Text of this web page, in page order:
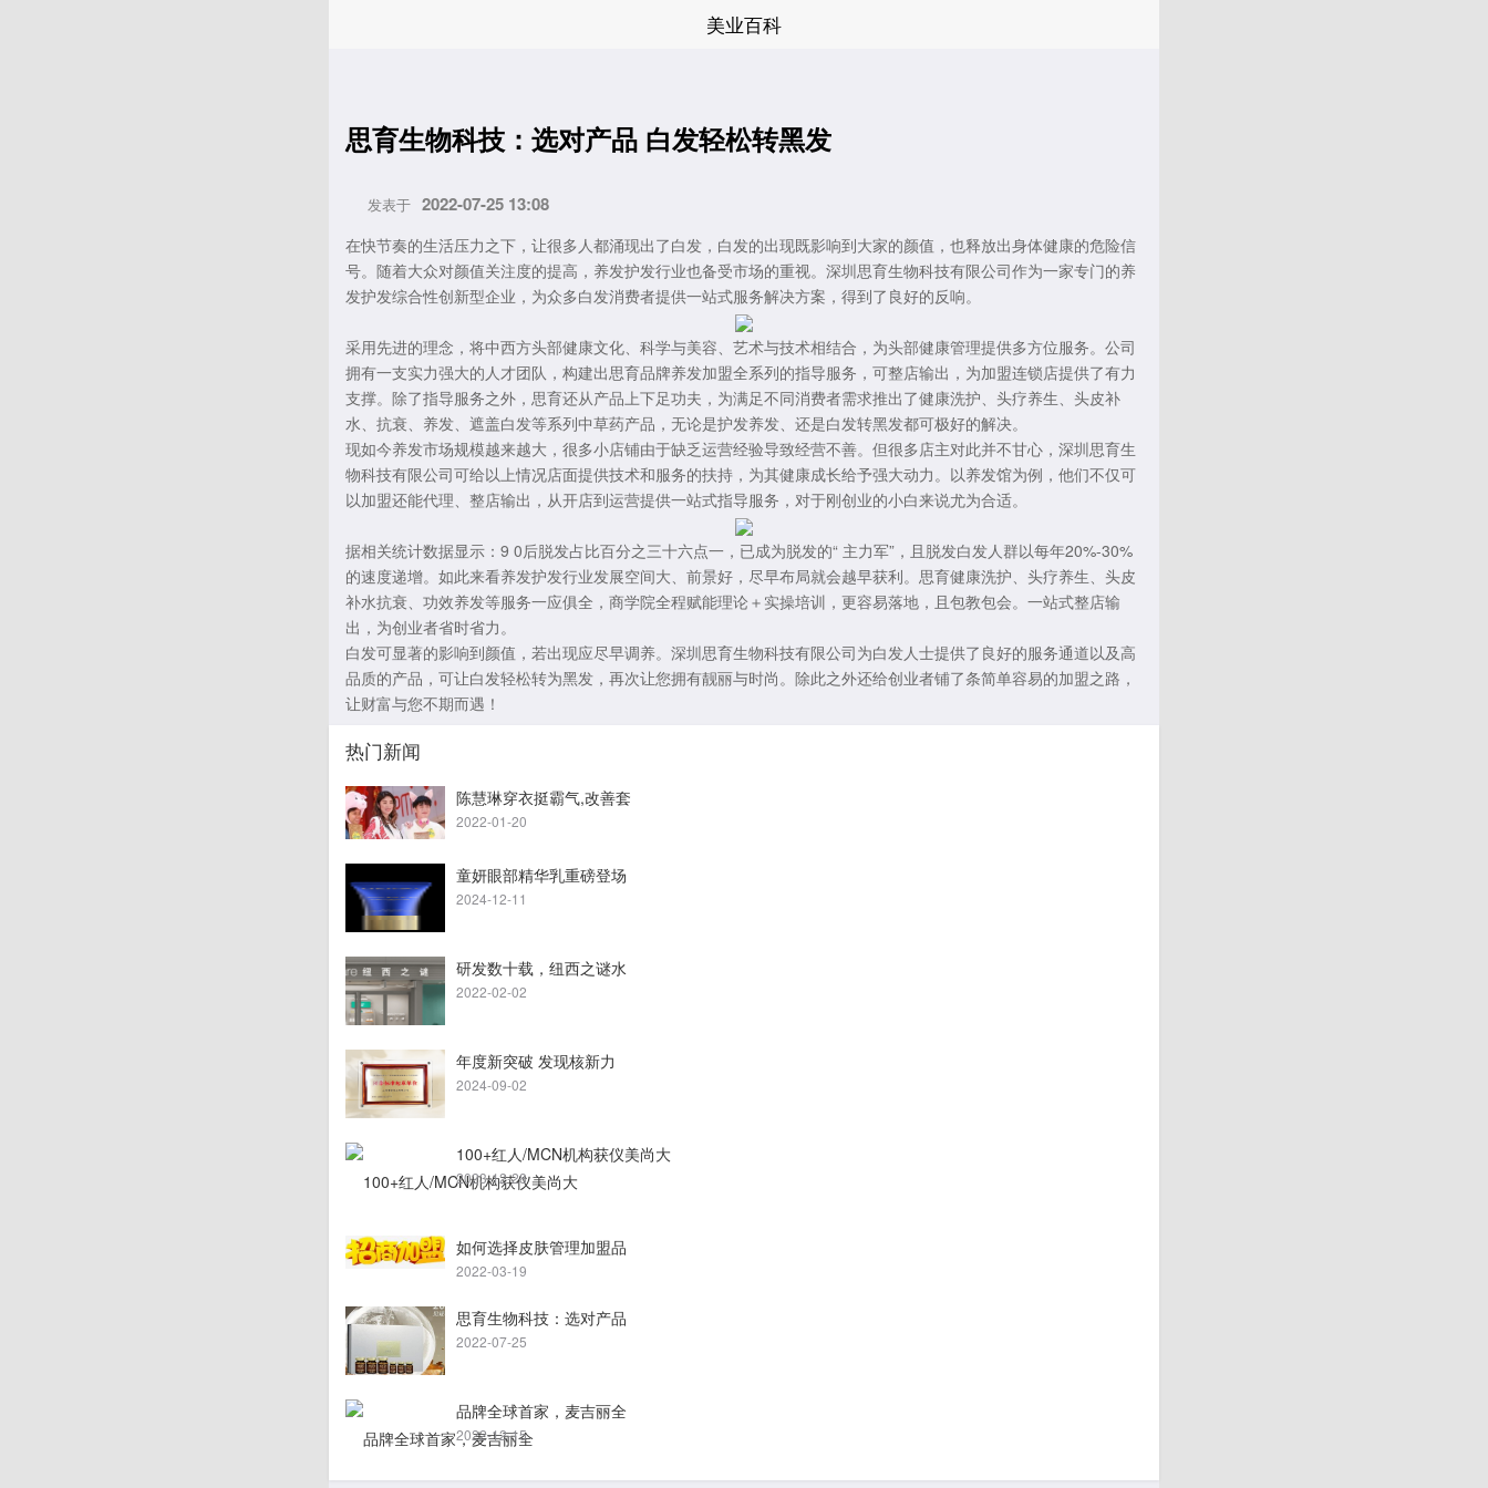
美业百科
思育生物科技：选对产品 白发轻松转黑发
发表于 2022-07-25 13:08
在快节奏的生活压力之下，让很多人都涌现出了白发，白发的出现既影响到大家的颜值，也释放出身体健康的危险信
号。随着大众对颜值关注度的提高，养发护发行业也备受市场的重视。深圳思育生物科技有限公司作为一家专门的养
发护发综合性创新型企业，为众多白发消费者提供一站式服务解决方案，得到了良好的反响。
采用先进的理念，将中西方头部健康文化、科学与美容、艺术与技术相结合，为头部健康管理提供多方位服务。公司
拥有一支实力强大的人才团队，构建出思育品牌养发加盟全系列的指导服务，可整店输出，为加盟连锁店提供了有力
支撑。除了指导服务之外，思育还从产品上下足功夫，为满足不同消费者需求推出了健康洗护、头疗养生、头皮补
水、抗衰、养发、遮盖白发等系列中草药产品，无论是护发养发、还是白发转黑发都可极好的解决。
现如今养发市场规模越来越大，很多小店铺由于缺乏运营经验导致经营不善。但很多店主对此并不甘心，深圳思育生
物科技有限公司可给以上情况店面提供技术和服务的扶持，为其健康成长给予强大动力。以养发馆为例，他们不仅可
以加盟还能代理、整店输出，从开店到运营提供一站式指导服务，对于刚创业的小白来说尤为合适。
据相关统计数据显示：9 0后脱发占比百分之三十六点一，已成为脱发的“ 主力军”，且脱发白发人群以每年20%-30%
的速度递增。如此来看养发护发行业发展空间大、前景好，尽早布局就会越早获利。思育健康洗护、头疗养生、头皮
补水抗衰、功效养发等服务一应俱全，商学院全程赋能理论＋实操培训，更容易落地，且包教包会。一站式整店输
出，为创业者省时省力。
白发可显著的影响到颜值，若出现应尽早调养。深圳思育生物科技有限公司为白发人士提供了良好的服务通道以及高
品质的产品，可让白发轻松转为黑发，再次让您拥有靓丽与时尚。除此之外还给创业者铺了条简单容易的加盟之路，
让财富与您不期而遇！
热门新闻
陈慧琳穿衣挺霸气,改善套
2022-01-20
童妍眼部精华乳重磅登场
2024-12-11
研发数十载，纽西之谜水
2022-02-02
年度新突破 发现核新力
2024-09-02
100+红人/MCN机构获仪美尚大
2023-12-28
如何选择皮肤管理加盟品
2022-03-19
思育生物科技：选对产品
2022-07-25
品牌全球首家，麦吉丽全
2022-12-15